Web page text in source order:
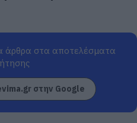
άρθρα στα αποτελέσματα
στην Google